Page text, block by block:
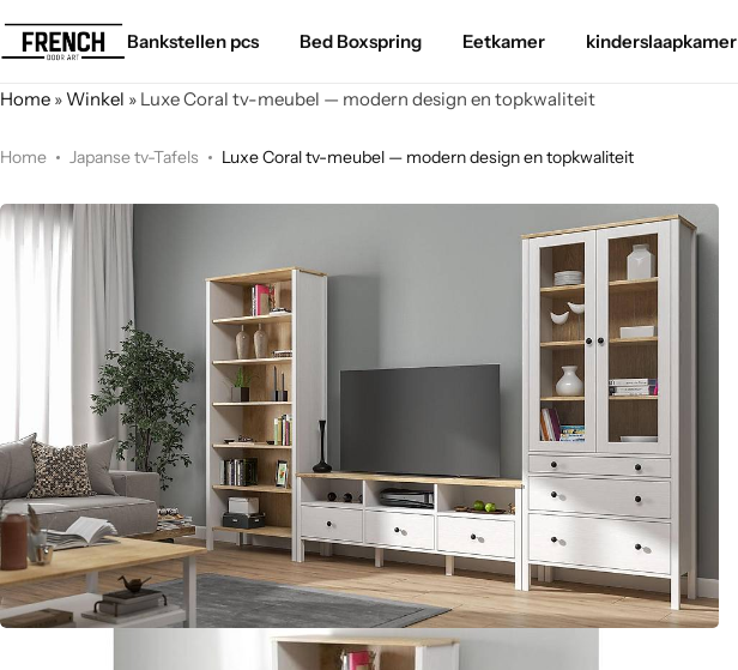
Bankstellen pcs Bed Boxspring Eetkamer kinderslaapkamer
Home »Winkel » Luxe Coral tv-meubel — modern design en topkwaliteit
Home Japanse tv-Tafels Luxe Coral tv-meubel — modern design en topkwaliteit